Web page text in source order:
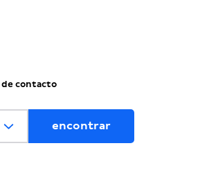
contacto